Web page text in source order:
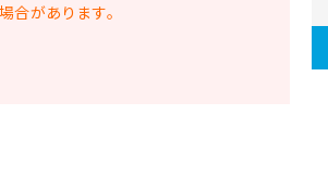
合があります。